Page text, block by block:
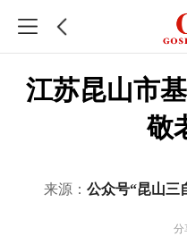
江苏昆山市
敬
来源： 公众号“昆山三
分